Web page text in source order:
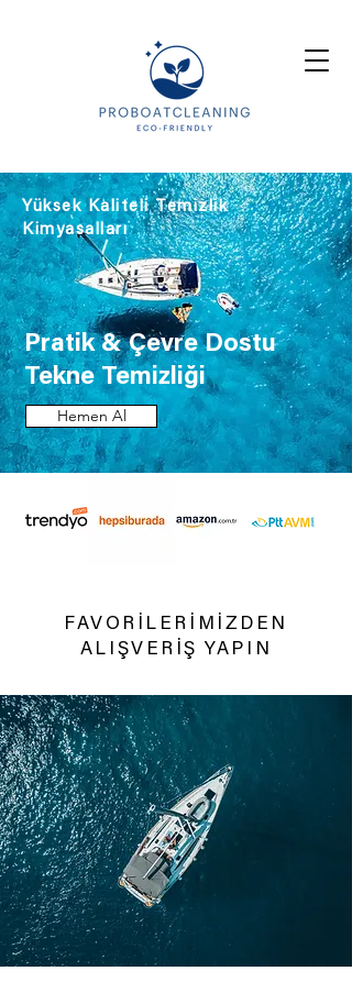
Yüksek Kaliteli Temizlik
Kimyasalları
Pratik & Çevre Dostu
Tekne Temizliği
Hemen Al
FAVORİLERİMİZDEN
ALIŞVERİŞ YAPIN